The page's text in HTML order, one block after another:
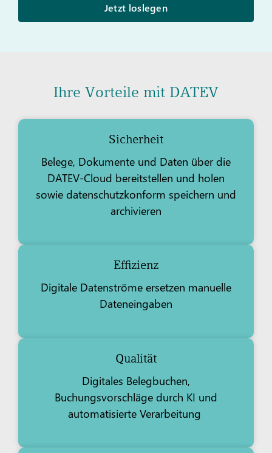
Jetzt loslegen
Ihre Vorteile mit DATEV
Sicherheit
Belege, Dokumente und Daten über die
DATEV-Cloud bereitstellen und holen
sowie datenschutzkonform speichern und
archivieren
Effizienz
Digitale Datenströme ersetzen manuelle
Dateneingaben
Qualität
Digitales Belegbuchen,
Buchungsvorschläge durch KI und
automatisierte Verarbeitung